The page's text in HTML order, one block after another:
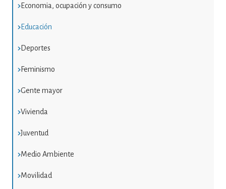
Economia, ocupación y consumo
Educación
Deportes
Feminismo
Gente mayor
Vivienda
Juventud
Medio Ambiente
Movilidad